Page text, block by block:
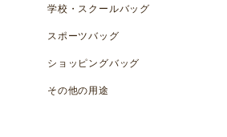
学校・スクールバッグ
スポーツバッグ
ショッピングバッグ
その他の用途